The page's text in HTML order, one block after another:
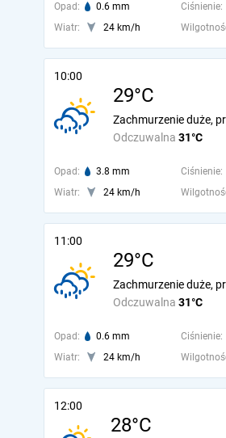
Opad: 0.6 mm Ciśnienie:
Wiatr:
24 km/h
10:00
29°C
Odczuwalna 31°C
Zachmurzenie duże,
Opad: 3.8 mm Ciśnienie:
Wiatr:
24 km/h
11:00
29°C
Odczuwalna 31°C
Zachmurzenie duże,
Opad: 0.6 mm Ciśnienie:
Wiatr:
24 km/h
12:00
28°C